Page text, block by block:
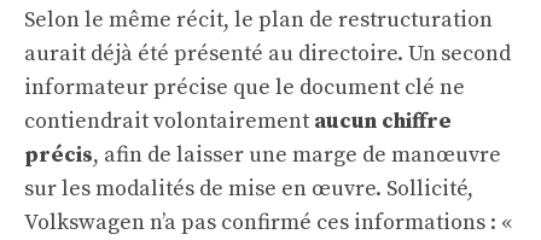
Selon le même récit, le plan de restructuration
aurait déjà été présenté au directoire. Un second
informateur précise que le document clé ne
contiendrait volontairement aucun chiffre
précis, afin de laisser une marge de manœuvre
sur les modalités de mise en œuvre. Sollicité,
Volkswagen n’a pas confirmé ces informations : «